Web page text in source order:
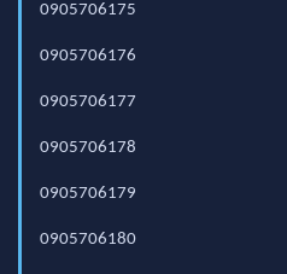
0905706175
0905706176
0905706177
0905706178
0905706179
0905706180